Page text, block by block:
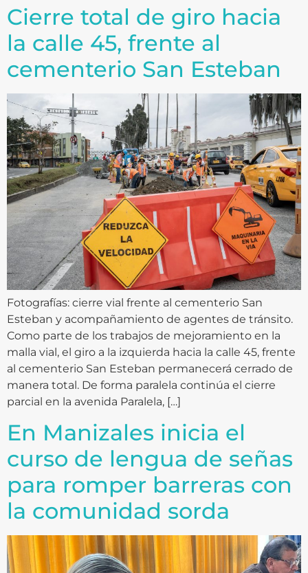
Cierre total de giro hacia
la calle 45, frente al
cementerio San Esteban
Fotografías: cierre vial frente al cementerio San
Esteban y acompañamiento de agentes de tránsito.
Como parte de los trabajos de mejoramiento en la
malla vial, el giro a la izquierda hacia la calle 45, frente
al cementerio San Esteban permanecerá cerrado de
manera total. De forma paralela continúa el cierre
parcial en la avenida Paralela, […]
En Manizales inicia el
curso de lengua de señas
para romper barreras con
la comunidad sorda